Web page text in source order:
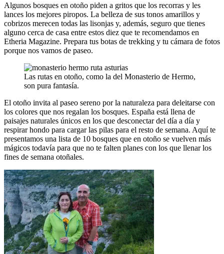
Algunos bosques en otoño piden a gritos que los recorras y les
lances los mejores piropos. La belleza de sus tonos amarillos y
cobrizos merecen todas las lisonjas y, además, seguro que tienes
alguno cerca de casa entre estos diez que te recomendamos en
Etheria Magazine. Prepara tus botas de trekking y tu cámara de fotos
porque nos vamos de paseo.
Las rutas en otoño, como la del Monasterio de Hermo,
son pura fantasía.
El otoño invita al paseo sereno por la naturaleza para deleitarse con
los colores que nos regalan los bosques. España está llena de
paisajes naturales únicos en los que desconectar del día a día y
respirar hondo para cargar las pilas para el resto de semana. Aquí te
presentamos una lista de 10 bosques que en otoño se vuelven más
mágicos todavía para que no te falten planes con los que llenar los
fines de semana otoñales.